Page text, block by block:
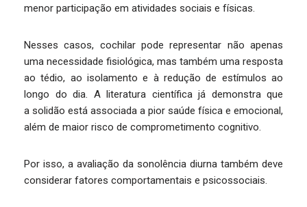
menor participação em atividades sociais e físicas.
Nesses casos, cochilar pode representar não apenas
uma necessidade fisiológica, mas também uma resposta
ao tédio, ao isolamento e à redução de estímulos ao
longo do dia. A literatura científica já demonstra que
a solidão está associada a pior saúde física e emocional,
além de maior risco de comprometimento cognitivo.
Por isso, a avaliação da sonolência diurna também deve
considerar fatores comportamentais e psicossociais.